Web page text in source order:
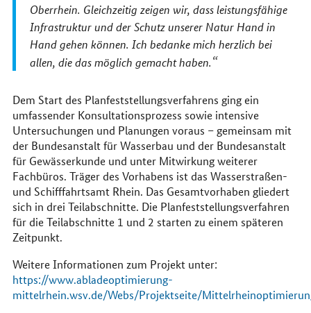
Oberrhein. Gleichzeitig zeigen wir, dass leistungsfähige
Infrastruktur und der Schutz unserer Natur Hand in
Hand gehen können. Ich bedanke mich herzlich bei
allen, die das möglich gemacht haben.
Dem Start des Planfeststellungsverfahrens ging ein
umfassender Konsultationsprozess sowie intensive
Untersuchungen und Planungen voraus – gemeinsam mit
der Bundesanstalt für Wasserbau und der Bundesanstalt
für Gewässerkunde und unter Mitwirkung weiterer
Fachbüros. Träger des Vorhabens ist das Wasserstraßen-
und Schifffahrtsamt Rhein. Das Gesamtvorhaben gliedert
sich in drei Teilabschnitte. Die Planfeststellungsverfahren
für die Teilabschnitte 1 und 2 starten zu einem späteren
Zeitpunkt.
Weitere Informationen zum Projekt unter:
https://www.abladeoptimierung-
mittelrhein.wsv.de/Webs/Projektseite/